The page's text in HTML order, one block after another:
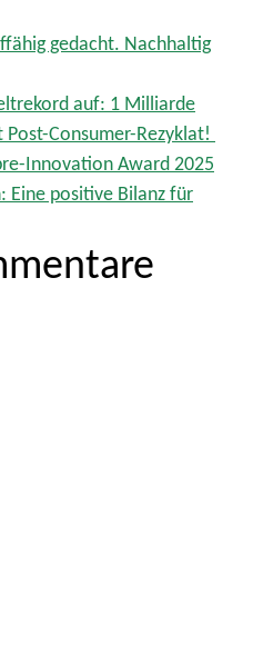
gedacht. Nachhaltig
auf: 1 Milliarde
Post-Consumer-Rezyklat!
Innovation Award 2025
Eine positive Bilanz für